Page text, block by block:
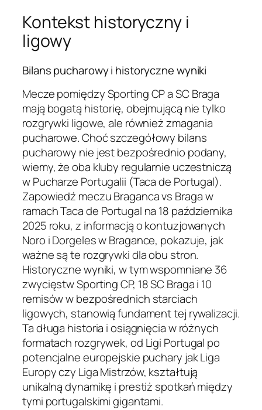
Kontekst historyczny i
ligowy
Bilans pucharowy i historyczne wyniki
Mecze pomiędzy Sporting CP a SC Braga
mają bogatą historię, obejmującą nie tylko
rozgrywki ligowe, ale również zmagania
pucharowe. Choć szczegółowy bilans
pucharowy nie jest bezpośrednio podany,
wiemy, że oba kluby regularnie uczestniczą
w Pucharze Portugalii (Taca de Portugal).
Zapowiedź meczu Braganca vs Braga w
ramach Taca de Portugal na 18 października
2025 roku, z informacją o kontuzjowanych
Noro i Dorgeles w Bragance, pokazuje, jak
ważne są te rozgrywki dla obu stron.
Historyczne wyniki, w tym wspomniane 36
zwycięstw Sporting CP, 18 SC Braga i 10
remisów w bezpośrednich starciach
ligowych, stanowią fundament tej rywalizacji.
Ta długa historia i osiągnięcia w różnych
formatach rozgrywek, od Ligi Portugal po
potencjalne europejskie puchary jak Liga
Europy czy Liga Mistrzów, kształtują
unikalną dynamikę i prestiż spotkań między
tymi portugalskimi gigantami.